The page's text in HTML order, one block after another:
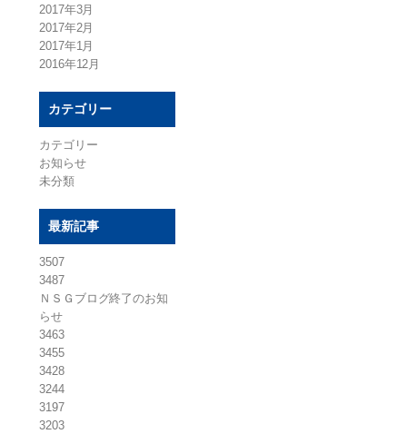
2017年3月
2017年2月
2017年1月
2016年12月
カテゴリー
カテゴリー
お知らせ
未分類
最新記事
3507
3487
ＮＳＧブログ終了のお知
らせ
3463
3455
3428
3244
3197
3203